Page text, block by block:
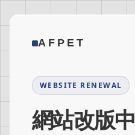
AFPET
WEBSITE RENEWAL
網站改版中